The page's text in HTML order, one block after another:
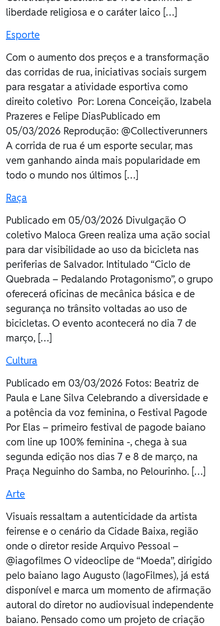
liberdade religiosa e o caráter laico […]
Esporte
Com o aumento dos preços e a transformação
das corridas de rua, iniciativas sociais surgem
para resgatar a atividade esportiva como
direito coletivo Por: Lorena Conceição, Izabela
Prazeres e Felipe DiasPublicado em
05/03/2026 Reprodução: @Collectiverunners
A corrida de rua é um esporte secular, mas
vem ganhando ainda mais popularidade em
todo o mundo nos últimos […]
Raça
Publicado em 05/03/2026 Divulgação O
coletivo Maloca Green realiza uma ação social
para dar visibilidade ao uso da bicicleta nas
periferias de Salvador. Intitulado “Ciclo de
Quebrada – Pedalando Protagonismo”, o grupo
oferecerá oficinas de mecânica básica e de
segurança no trânsito voltadas ao uso de
bicicletas. O evento acontecerá no dia 7 de
março, […]
Cultura
Publicado em 03/03/2026 Fotos: Beatriz de
Paula e Lane Silva Celebrando a diversidade e
a potência da voz feminina, o Festival Pagode
Por Elas – primeiro festival de pagode baiano
com line up 100% feminina -, chega à sua
segunda edição nos dias 7 e 8 de março, na
Praça Neguinho do Samba, no Pelourinho. […]
Arte
Visuais ressaltam a autenticidade da artista
feirense e o cenário da Cidade Baixa, região
onde o diretor reside Arquivo Pessoal –
@iagofilmes O videoclipe de “Moeda”, dirigido
pelo baiano Iago Augusto (IagoFilmes), já está
disponível e marca um momento de afirmação
autoral do diretor no audiovisual independente
baiano. Pensado como um projeto de criação